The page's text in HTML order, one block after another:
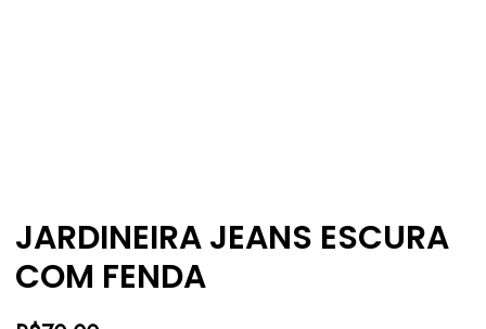
JARDINEIRA JEANS ESCURA
COM FENDA